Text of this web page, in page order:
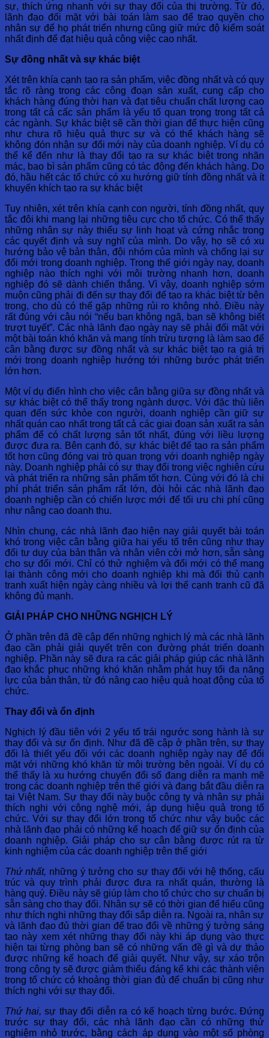
sự, thích ứng nhanh với sự thay đổi của thị trường. Từ đó,
lãnh đạo đối mặt với bài toán làm sao để trao quyền cho
nhân sự để họ phát triển nhưng cũng giữ mức độ kiểm soát
nhất định để đạt hiệu quả công việc cao nhất.
Sự đồng nhất và sự khác biệt
Xét trên khía cạnh tạo ra sản phẩm, việc đồng nhất và có quy
tắc rõ ràng trong các công đoạn sản xuất, cung cấp cho
khách hàng đúng thời hạn và đạt tiêu chuẩn chất lượng cao
trong tất cả cấc sản phẩm là yếu tố quan trọng trong tất cả
các ngành. Sự khác biệt sẽ cần thời gian để thực hiện cũng
như chưa rõ hiệu quả thực sự và có thể khách hàng sẽ
không đón nhận sự đổi mới này của doanh nghiệp. Ví dụ có
thể kể đến như là thay đổi tạo ra sự khác biệt trong nhãn
mác, bao bì sản phẩm cũng có tác động đến khách hàng. Do
đó, hầu hết các tổ chức có xu hướng giữ tính đồng nhất và ít
khuyến khích tạo ra sự khác biệt
Tuy nhiên, xét trên khía cạnh con người, tính đồng nhất, quy
tắc đôi khi mang lại những tiêu cực cho tổ chức. Có thể thấy
những nhân sự này thiếu sự linh hoạt và cứng nhắc trong
các quyết định và suy nghĩ của mình. Do vậy, họ sẽ có xu
hướng bảo vệ bản thân, đội nhóm của mình và chống lại sự
đổi mới trong doanh nghiệp. Trong thế giới ngày nay, doanh
nghiệp nào thích nghi với môi trường nhanh hơn, doanh
nghiệp đó sẽ dành chiến thắng. Vì vậy, doanh nghiệp sớm
muộn cũng phải đi đến sự thay đổi để tạo ra khác biệt từ bên
trong, cho dù có thể gặp những rủi ro không nhỏ. Điều này
rất đúng với câu nói “nếu bạn không ngã, bạn sẽ không biết
trượt tuyết”. Các nhà lãnh đạo ngày nay sẽ phải đối mặt với
một bài toán khó khăn và mang tính trừu tượng là làm sao để
cân bằng được sự đồng nhất và sự khác biệt tạo ra giá trị
mới trong doanh nghiệp hướng tới những bước phát triển
lớn hơn.
Một ví dụ điển hình cho việc cân bằng giữa sự đồng nhất và
sự khác biệt có thể thấy trong ngành dược. Với đặc thù liên
quan đến sức khỏe con người, doanh nghiệp cần giữ sự
nhất quán cao nhất trong tất cả các giai đoạn sản xuất ra sản
phẩm để có chất lượng sản tốt nhất, đúng với liều lượng
được đưa ra. Bên cạnh đó, sự khác biệt để tạo ra sản phẩm
tốt hơn cũng đóng vai trò quan trọng với doanh nghiệp ngày
này. Doanh nghiệp phải có sự thay đổi trong việc nghiên cứu
và phát triển ra những sản phẩm tốt hơn. Cùng với đó là chi
phí phát triển sản phẩm rất lớn, đòi hỏi các nhà lãnh đạo
doanh nghiệp cần có chiến lược mới để tối ưu chi phí cũng
như nâng cao doanh thu.
Nhìn chung, các nhà lãnh đạo hiện nay giải quyết bài toán
khó trong việc cân bằng giữa hai yếu tố trên cũng như thay
đổi tư duy của bản thân và nhân viên cởi mở hơn, sẵn sàng
cho sự đổi mới. Chỉ có thử nghiệm và đổi mới có thể mang
lại thành công mới cho doanh nghiệp khi mà đối thủ cạnh
tranh xuất hiện ngày càng nhiều và lợi thế cạnh tranh cũ đã
không đủ mạnh.
GIẢI PHÁP CHO NHỮNG NGHỊCH LÝ
Ở phần trên đã đề cập đến những nghịch lý mà các nhà lãnh
đạo cần phải giải quyết trên con đường phát triển doanh
nghiệp. Phần này sẽ đưa ra các giải pháp giúp các nhà lãnh
đạo khắc phục những khó khăn nhằm phát huy tối đa năng
lực của bản thân, từ đó nâng cao hiệu quả hoạt động của tổ
chức.
Thay đổi và ổn định
Nghịch lý đầu tiên với 2 yếu tố trái ngước song hành là sự
thay đổi và sự ổn định. Như đã đề cập ở phần trên, sự thay
đổi là thiết yếu đối với các doanh nghiệp ngày nay để đối
mặt với những khó khăn từ môi trường bên ngoài. Ví dụ có
thể thấy là xu hướng chuyển đổi số đang diễn ra mạnh mẽ
trong các doanh nghiệp trên thế giới và đang bắt đầu diễn ra
tại Việt Nam. Sự thay đổi này buộc công ty và nhân sự phải
thích nghi với công nghệ mới, áp dụng hiệu quả trong tổ
chức. Với sự thay đổi lớn trong tổ chức như vậy buộc các
nhà lãnh đạo phải có những kế hoạch để giữ sự ổn định của
doanh nghiệp. Giải pháp cho sự cân bằng được rút ra từ
kinh nghiệm của các doanh nghiệp trên thế giới
Thứ nhất, những ý tưởng cho sự thay đổi với hệ thống, cấu
trúc và quy trình phải được đưa ra nhất quán, thường là
hàng quý. Điều này sẽ giúp làm cho tổ chức cho sự chuẩn bị
sẵn sàng cho thay đổi. Nhân sự sẽ có thời gian để hiểu cũng
như thích nghi những thay đổi sắp diễn ra. Ngoài ra, nhân sự
và lãnh đạo đủ thời gian để trao đổi về những ý tưởng sáng
tạo này xem xét những thay đổi này khi áp dụng vào thực
hiện tại từng phòng ban sẽ có những vấn đề gì và dự thảo
được những kế hoạch để giải quyết. Như vậy, sự xáo trộn
trong công ty sẽ được giảm thiểu đáng kể khi các thành viên
trong tổ chức có khoảng thời gian đủ để chuẩn bị cũng như
thích nghi với sự thay đổi.
Thứ hai, sự thay đổi diễn ra có kế hoạch từng bước. Đứng
trước sự thay đổi, các nhà lãnh đạo cần có những thử
nghiệm nhỏ trước, bằng cách áp dụng vào một số phòng